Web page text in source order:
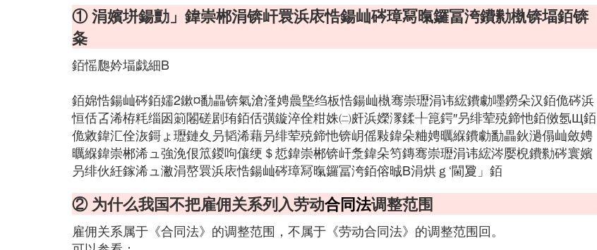
① 涓嬪垪鍚勯」鍏崇郴涓锛屽睘浜庡悎鍚屾硶璋冩暣鑼冨洿鐨勬槸锛堛銆锛
夈
銆愮瓟妗堛戯細B
銆婂悎鍚屾硶銆嬬2鏉¤勫畾锛氣滄湰娉曟墍绉板悎鍚屾槸骞崇瓑涓讳綋鐨勮嚜鐒朵汉銆佹硶浜
恒佸叾浠栫粍缁囦箣闂磋剧珛銆佸彉鏇淬佺粓姝㈡皯浜嬫潈鍒╀箟鍔″叧绯荤殑鍗忚銆傚氬Щ銆
佹敹鍏汇佺洃鎶ょ瓑鏈夊叧韬浠藉叧绯荤殑鍗忚锛岄傜敤鍏朵粬娉曞緥鐨勮勫畾鈥濄傝屾斂娉
曞緥鍏崇郴浠ュ強浼佷笟鍐呴儴绠＄悊鍏崇郴锛屽洜鍏朵笉鏄骞崇瓑涓讳綋涔嬮棿鐨勬硶寰嬪
叧绯伙紝鎵浠ュ潎涓嶅睘浜庡悎鍚屾硶璋冩暣鑼冨洿銆傛晠B涓烘ｇ‘閫夐」銆
② 为什么我国不把雇佣关系列入劳动合同法调整范围
雇佣关系属于《合同法》的调整范围，不属于《劳动合同法》的调整范围回。